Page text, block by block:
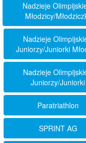
Nadzieje
Młodzicy/
Nadzieje
Juniorzy/Juniorki
Nadzieje
Juniorzy/Juniorki
Paratriathlon
SPRINT AG